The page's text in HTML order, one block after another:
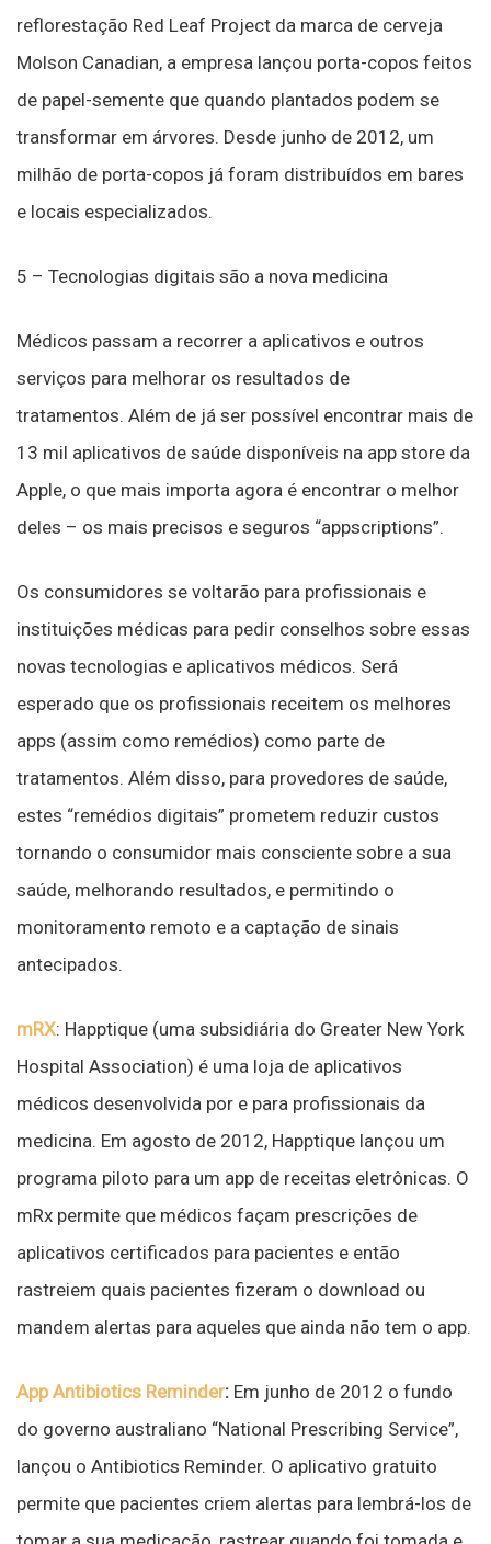
reflorestação Red Leaf Project da marca de cerveja
Molson Canadian, a empresa lançou porta-copos feitos
de papel-semente que quando plantados podem se
transformar em árvores. Desde junho de 2012, um
milhão de porta-copos já foram distribuídos em bares
e locais especializados.
5 – Tecnologias digitais são a nova medicina
Médicos passam a recorrer a aplicativos e outros
serviços para melhorar os resultados de
tratamentos. Além de já ser possível encontrar mais de
13 mil aplicativos de saúde disponíveis na app store da
Apple, o que mais importa agora é encontrar o melhor
deles – os mais precisos e seguros “appscriptions”.
Os consumidores se voltarão para profissionais e
instituições médicas para pedir conselhos sobre essas
novas tecnologias e aplicativos médicos. Será
esperado que os profissionais receitem os melhores
apps (assim como remédios) como parte de
tratamentos. Além disso, para provedores de saúde,
estes “remédios digitais” prometem reduzir custos
tornando o consumidor mais consciente sobre a sua
saúde, melhorando resultados, e permitindo o
monitoramento remoto e a captação de sinais
antecipados.
mRX: Happtique (uma subsidiária do Greater New York
Hospital Association) é uma loja de aplicativos
médicos desenvolvida por e para profissionais da
medicina. Em agosto de 2012, Happtique lançou um
programa piloto para um app de receitas eletrônicas. O
mRx permite que médicos façam prescrições de
aplicativos certificados para pacientes e então
rastreiem quais pacientes fizeram o download ou
mandem alertas para aqueles que ainda não tem o app.
App Antibiotics Reminder: Em junho de 2012 o fundo
do governo australiano “National Prescribing Service”,
lançou o Antibiotics Reminder. O aplicativo gratuito
permite que pacientes criem alertas para lembrá-los de